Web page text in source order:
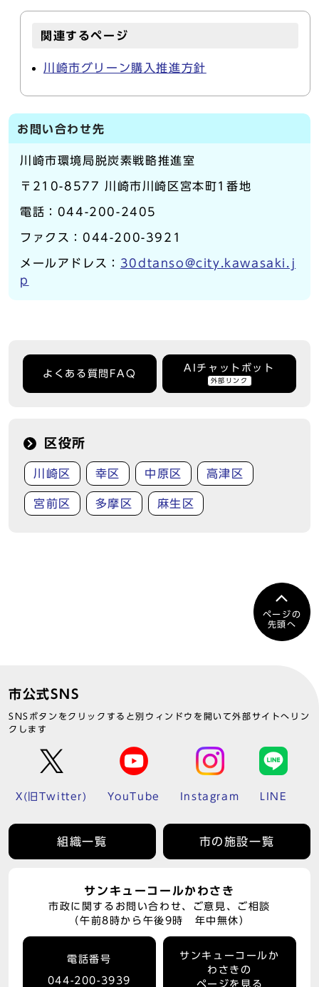
関連するページ
川崎市グリーン購入推進方針
お問い合わせ先
川崎市環境局脱炭素戦略推進室
〒210-8577 川崎市川崎区宮本町1番地
電話：044-200-2405
ファクス：044-200-3921
メールアドレス： 30dtanso@city.kawasaki.j
p
よくある質問FAQ
AIチャットボット
外部リンク
区役所
川崎区 幸区 中原区 高津区
宮前区 多摩区 麻生区
ページの
先頭へ
市公式SNS
SNSボタンをクリックすると別ウィンドウを開いて外部サイトへリン
クします
X(旧Twitter) YouTube Instagram LINE
組織一覧 市の施設一覧
サンキューコールかわさき
市政に関するお問い合わせ、ご意見、ご相談
（午前8時から午後9時 年中無休）
電話番号
044-200-3939
サンキューコールか
わさきの
ページを見る